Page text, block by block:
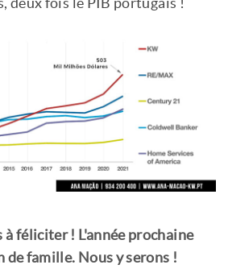
deux fois le PIB portugais !
à féliciter ! L'année prochaine
de famille. Nous y serons !